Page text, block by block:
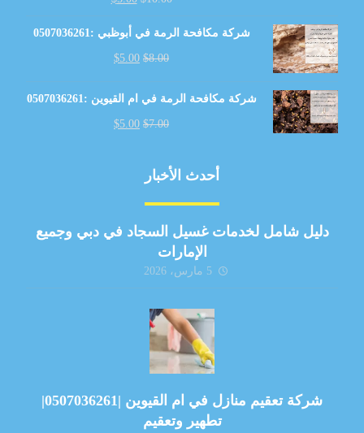
شركة مكافحة الرمة في أبوظبي :0507036261
$8.00
$5.00
شركة مكافحة الرمة في ام القيوين :0507036261
$7.00
$5.00
أحدث الأخبار
دليل شامل لخدمات غسيل السجاد في دبي وجميع
الإمارات
5 مارس، 2026
شركة تعقيم منازل في ام القيوين |0507036261|
تطهير وتعقيم